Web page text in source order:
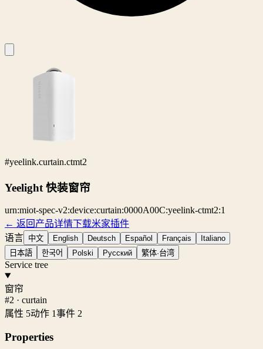
#yeelink.curtain.ctmt2
Yeelight 快装窗帘
urn:miot-spec-v2:device:curtain:0000A00C:yeelink-ctmt2:1
← 返回产品详情下载米家插件
语言 中文 English Deutsch Español Français
Italiano
日本語
한국어 Polski Русский 繁体·台湾
Service tree
窗帘
#2 · curtain
属性 5动作 1事件 2
Properties